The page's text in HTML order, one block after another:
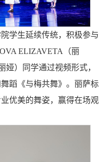
学生延续传统，积极参与
ELIZAVETA（丽
娅）同学通过视频形式，
蹈《与梅共舞》。丽萨标
优美的舞姿，赢得在场观